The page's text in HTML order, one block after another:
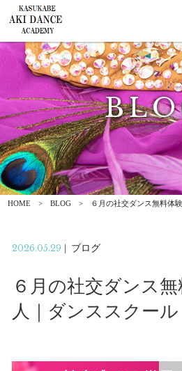
ブログ
HOME BLOG ６月の社交ダンス無料体
2026.05.29 ブログ
６月の社交ダンス
人｜ダンススクー